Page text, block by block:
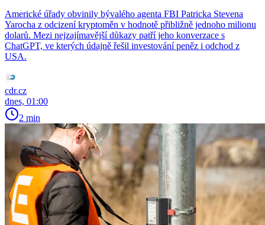
Americké úřady obvinily bývalého agenta FBI Patricka Stevena
Yarocha z odcizení kryptoměn v hodnotě přibližně jednoho milionu
dolarů. Mezi nejzajímavější důkazy patří jeho konverzace s
ChatGPT, ve kterých údajně řešil investování peněz i odchod z
USA.
cdr.cz
dnes, 01:00
2 min